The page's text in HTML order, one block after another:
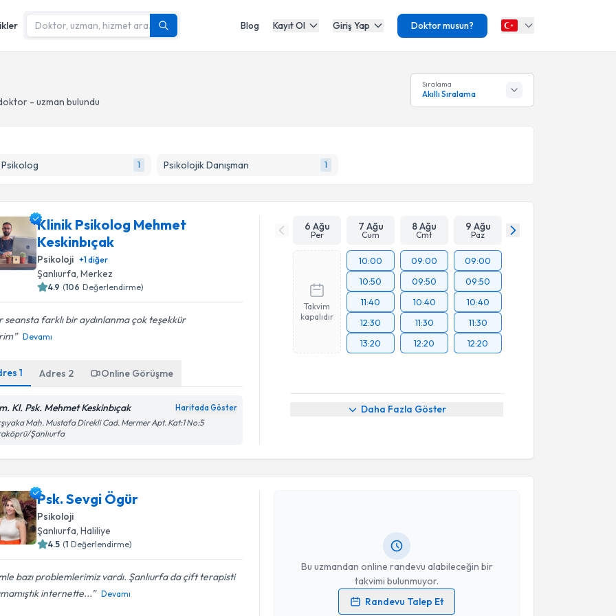
Blog Kayıt Ol Giriş Yap Doktor musun?
- uzman bulundu
Sıralama
Akıllı Sıralama
1 Psikolojik Danışman 1
Klinik Psikolog Mehmet
Keskinbıçak
Psikoloji +1diğer
Şanlıurfa, Merkez
4.9 (106 Değerlendirme)
seansta farklı bir aydınlanma çok teşekkür
Devamı
1 Adres 2 Online Görüşme
Kl. Psk. Mehmet Keskinbıçak Haritada Göster
Mah. Mustafa Direkli Cad. Mermer Apt. Kat:1 No:5
Şanlıurfa
6 Ağu
Per
7 Ağu
Cum
8 Ağu
Cmt
9 Ağu
Paz
Takvim
kapalıdır
10:00
10:50
11:40
12:30
13:20
09:00
09:50
10:40
11:30
12:20
09:00
09:50
10:40
11:30
12:20
Daha Fazla Göster
Psk. Sevgi Ögür
Psikoloji
Şanlıurfa, Haliliye
4.5 (1 Değerlendirme)
bazı problemlerimiz vardı. Şanlıurfa da çift terapisti
internette...
Devamı
Bu uzmandan online randevu alabileceğin bir
takvimi bulunmuyor.
Randevu Talep Et
Randevu Takvimi Talebi
Psk. Sevgi Ögür